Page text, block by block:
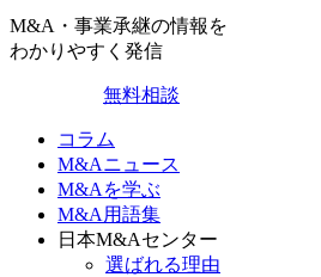
M&A・事業承継の情報を
わかりやすく発信
無料相談
コラム
M&Aニュース
M&Aを学ぶ
M&A用語集
日本M&Aセンター
選ばれる理由